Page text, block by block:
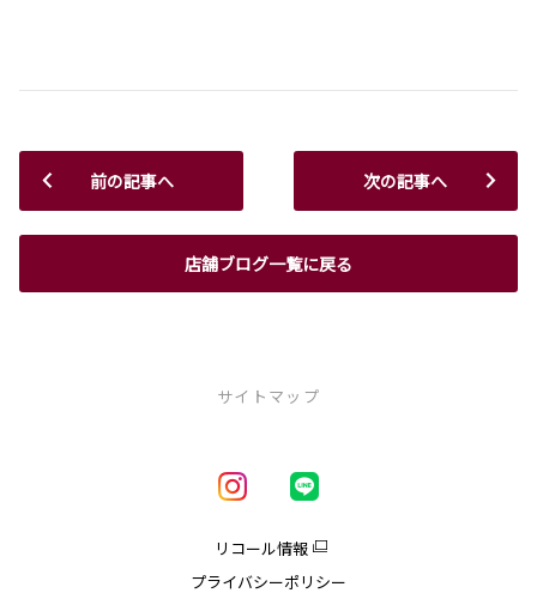
前の記事へ
店舗ブログ一覧に戻る
次の記事へ
サイトマップ
リコール情報
プライバシーポリシー